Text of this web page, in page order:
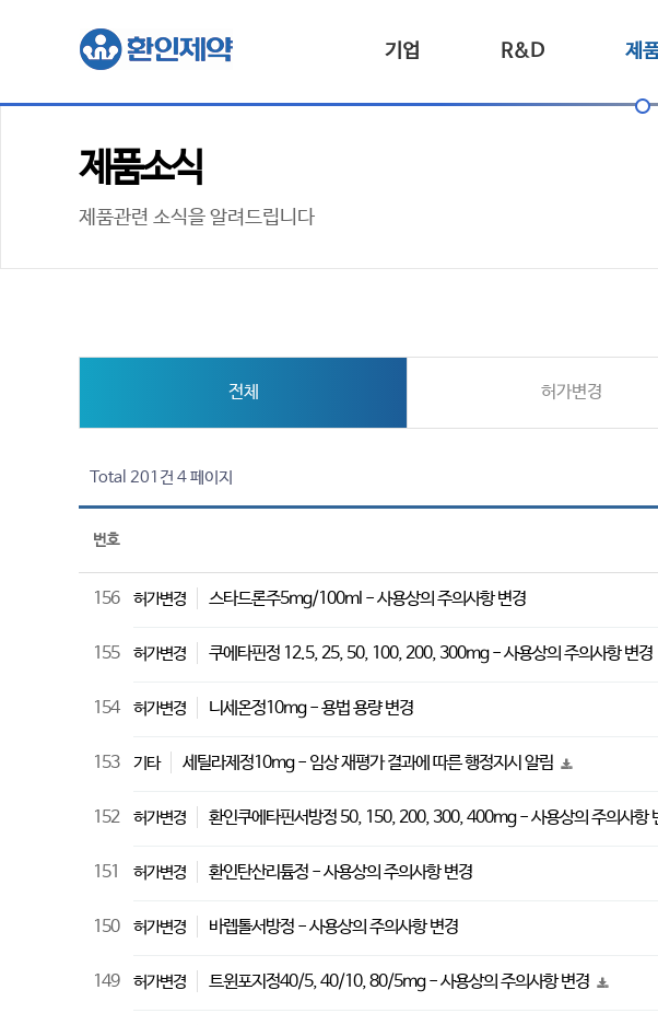
기업 R&D 제
제품소식
제품관련 소식을 알려드립니다
전체 허가변경
Total 201건 4 페이지
번호
156 허가변경 스타드론주5mg/100ml - 사용상의 주의사항 변경
155 허가변경 쿠에타핀정 12.5, 25, 50, 100, 200, 300mg - 사용상의 주의사항 변경
154 허가변경 니세온정10mg - 용법 용량 변경
153 기타 세틸라제정10mg - 임상 재평가 결과에 따른 행정지시 알림
152 허가변경 환인쿠에타핀서방정 50, 150, 200, 300, 400mg - 사용상의 주의사항
151 허가변경 환인탄산리튬정 - 사용상의 주의사항 변경
150 허가변경 바렙톨서방정 - 사용상의 주의사항 변경
149 허가변경 트윈포지정40/5, 40/10, 80/5mg - 사용상의 주의사항 변경